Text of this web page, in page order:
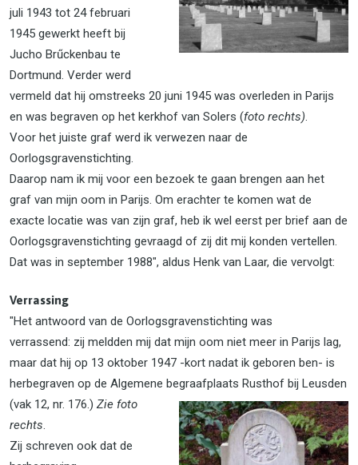
juli 1943 tot 24 februari
1945 gewerkt heeft bij
Jucho Brűckenbau te
Dortmund. Verder werd
vermeld dat hij omstreeks 20 juni 1945 was overleden in Parijs
en was begraven op het kerkhof van Solers (foto rechts).
Voor het juiste graf werd ik verwezen naar de
Oorlogsgravenstichting.
Daarop nam ik mij voor een bezoek te gaan brengen aan het
graf van mijn oom in Parijs. Om erachter te komen wat de
exacte locatie was van zijn graf, heb ik wel eerst per brief aan de
Oorlogsgravenstichting gevraagd of zij dit mij konden vertellen.
Dat was in september 1988", aldus Henk van Laar, die vervolgt:
Verrassing
"Het antwoord van de Oorlogsgravenstichting was
verrassend: zij meldden mij dat mijn oom niet meer in Parijs lag,
maar dat hij op 13 oktober 1947 -kort nadat ik geboren ben- is
herbegraven op de Algemene begraafplaats Rusthof bij Leusden
(vak 12, nr. 176.) Zie foto
rechts.
Zij schreven ook dat de